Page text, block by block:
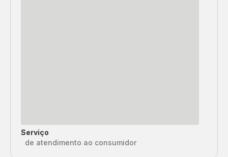
Serviço
de atendimento ao consumidor